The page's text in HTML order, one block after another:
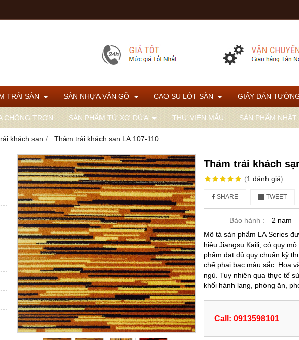
TRẢI SÀN SÀN NHỰA VÂN GỖ CAO SU LÓT SÀN GIẤY DÁN
CHỐNG TRƠN SẢN PHẨM TỪ XƠ DỪA THƯ VIỆN MẪU SẢN PHẨM NHẬT
khách sạn Thảm trải khách sạn LA 107-110
Thảm trải khách
(1 đánh giá)
SHARE TWEET
Bảo hành :
2 nam
Mô tả sản phẩm LA Series
hiệu Jiangsu Kaili, có quy
phẩm đạt đủ quy chuẩn kỹ
chế phai bạc màu sắc. Hoa
ngủ. Tuy nhiên qua thực tế
khối hành lang, phòng ăn,
Call: 0913598101